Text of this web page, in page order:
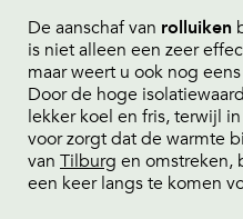
De aanschaf van rolluiken
is niet alleen een zeer
maar weert u ook nog
Door de hoge
lekker koel en fris, terwijl
voor zorgt dat de warmte
van Tilburg en omstreken,
een keer langs te komen